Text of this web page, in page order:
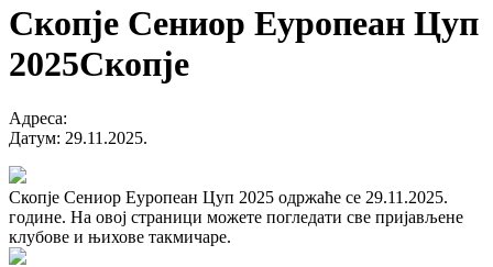
Скопје Сениор Еуропеан Цуп
2025Скопје
Адреса:
Датум: 29.11.2025.
Скопје Сениор Еуропеан Цуп 2025 одржаће се 29.11.2025.
године. На овој страници можете погледати све пријављене
клубове и њихове такмичаре.